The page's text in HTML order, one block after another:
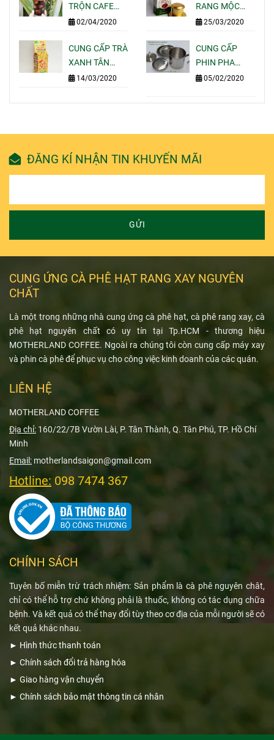
TẠI TPHCM
NGON CỦA
MOTHERLAND
TRỘN CAFE
NGON BÁN
NHẤT HIỆN
NAY
02/04/2020
RANG MỘC
GÓI 250G PHA
-
MOTHERLAND
COFFEE
25/03/2020
CUNG CẤP TRÀ
XANH TÂN
CƯƠNG THÁI
100G 200G
SỈ LẺ
14/03/2020
CUNG CẤP
PHIN PHA
CAFE INOX 304
MOTHERLAND
05/02/2020
ĐĂNG KÍ NHẬN TIN KHUYẾN MÃI
GỬI
CUNG ỨNG CÀ PHÊ HẠT RANG XAY NGUYÊN
CHẤT
Là một trong những nhà cung ứng cà phê hạt, cà phê rang xay, cà
phê hạt nguyên chất có uy tín tại Tp.HCM - thương hiệu
MOTHERLAND COFFEE. Ngoài ra chúng tôi còn cung cấp máy xay
và phin cà phê để phục vụ cho công việc kinh doanh của các quán.
LIÊN HỆ
MOTHERLAND COFFEE
Địa chỉ: 160/22/7B Vườn Lài, P. Tân Thành, Q. Tân Phú, TP. Hồ Chí
Minh
Email: motherlandsaigon@gmail.com
Hotline: 098 7474 367
CHÍNH SÁCH
Tuyên bố miễn trừ trách nhiệm: Sản phẩm là cà phê nguyên chât,
chỉ có thể hỗ trợ chứ không phải là thuốc, không có tác dụng chữa
bệnh. Và kết quả có thể thay đổi tùy theo cơ địa của mỗi người sẽ có
kết quả khác nhau.
► Hình thức thanh toán
► Chính sách đổi trả hàng hóa
► Giao hàng vận chuyển
► Chính sách bảo mật thông tin cá nhân